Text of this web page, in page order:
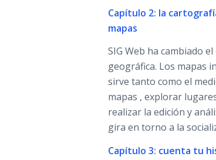
Capítulo 2: la
mapas
SIG Web ha cambiado
geográfica. Los mapas
sirve tanto como el
mapas , explorar
realizar la edición y
gira en torno a la
Capítulo 3: cuenta tu